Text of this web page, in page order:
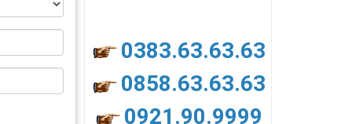
0383.63.63.63
0858.63.63.63
0921.90.9999